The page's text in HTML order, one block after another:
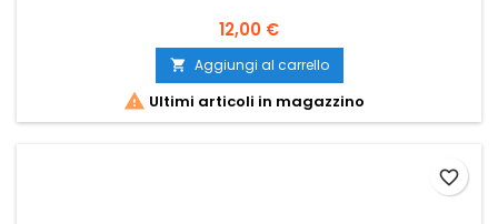
12,00 €
 Aggiungi al carrello
 Ultimi articoli in magazzino
favorite_border